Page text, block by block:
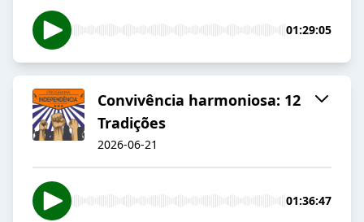
01:29:05
Convivência harmoniosa: 12
Tradições
2026-06-21
01:36:47